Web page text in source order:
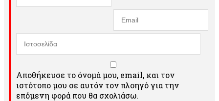
Αποθήκευσε το όνομά μου, email, και τον
ιστότοπο μου σε αυτόν τον πλοηγό για την
επόμενη φορά που θα σχολιάσω.